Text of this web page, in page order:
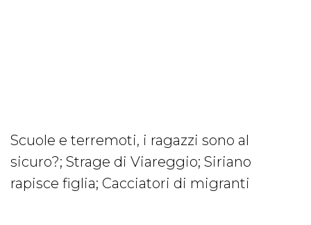
Scuole e terremoti, i ragazzi sono al
sicuro?; Strage di Viareggio; Siriano
rapisce figlia; Cacciatori di migranti